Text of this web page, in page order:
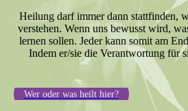
Heilung darf immer dann stattfinden,
verstehen. Wenn uns bewusst wird,
lernen sollen. Jeder kann somit am
Indem er/sie die Verantwortung für
Wer oder was heilt hier?